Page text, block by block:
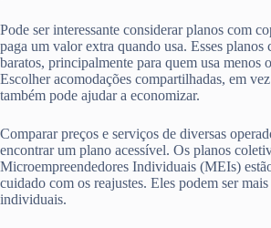
Pode ser interessante considerar planos com
paga um valor extra quando usa. Esses planos
baratos, principalmente para quem usa menos
Escolher acomodações compartilhadas, em
também pode ajudar a economizar.
Comparar preços e serviços de diversas
encontrar um plano acessível. Os planos
Microempreendedores Individuais (MEIs)
cuidado com os reajustes. Eles podem ser
individuais.